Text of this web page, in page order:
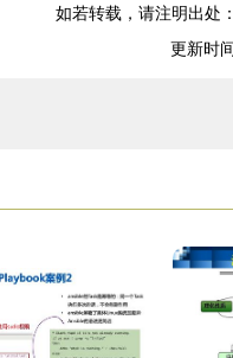
如若转载，请注明出处
更新时